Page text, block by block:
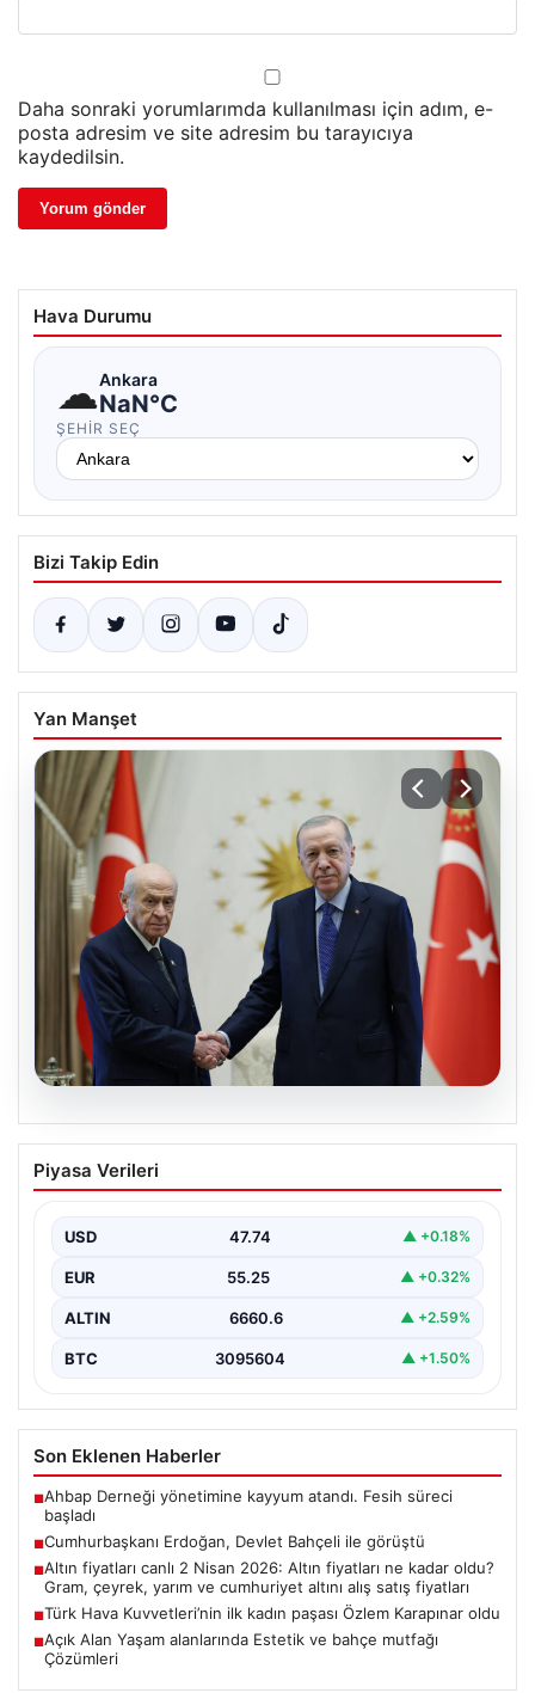
Daha sonraki yorumlarımda kullanılması için adım, e-
posta adresim ve site adresim bu tarayıcıya
kaydedilsin.
Hava Durumu
☁Ankara
NaN°C
ŞEHIR SEÇ
Bizi Takip Edin
Yan Manşet
Cumhurbaşkanı Erdoğan, Devlet
Bahçeli ile görüştü
Piyasa Verileri
USD 47.74 ▲ +0.18%
EUR 55.25 ▲ +0.32%
ALTIN 6660.6 ▲ +2.59%
BTC 3095604 ▲ +1.50%
Son Eklenen Haberler
■Ahbap Derneği yönetimine kayyum atandı. Fesih süreci
başladı
■Cumhurbaşkanı Erdoğan, Devlet Bahçeli ile görüştü
■Altın fiyatları canlı 2 Nisan 2026: Altın fiyatları ne kadar oldu?
Gram, çeyrek, yarım ve cumhuriyet altını alış satış fiyatları
■Türk Hava Kuvvetleri’nin ilk kadın paşası Özlem Karapınar oldu
■Açık Alan Yaşam alanlarında Estetik ve bahçe mutfağı
Çözümleri